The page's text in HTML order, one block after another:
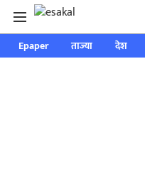
Epaper ताज्या देश